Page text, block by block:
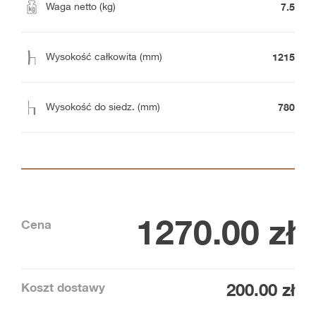
Waga netto (kg) 7.5
Wysokość całkowita (mm) 1215
Wysokość do siedz. (mm) 780
Cena 1270.00 zł
Koszt dostawy 200.00 zł